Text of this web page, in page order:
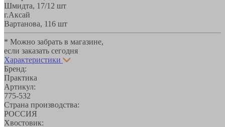
Шмидта, 17/1 2 шт
г.Аксай
Вартанова, 116 шт
* Можно забрать в магазине,
если заказать сегодня
Характеристики
Бренд:
Практика
Артикул:
775-532
Страна производства:
РОССИЯ
Хвостовик: